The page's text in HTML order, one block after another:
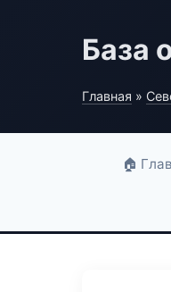
База
Главная »
🏠